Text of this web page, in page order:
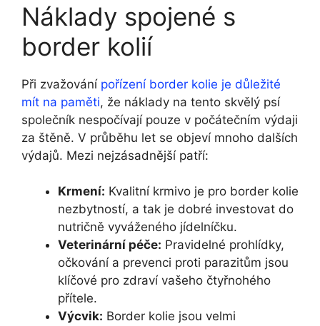
Náklady spojené s
border kolií
Při zvažování pořízení border kolie je důležité
mít na paměti, že náklady na tento skvělý psí
společník nespočívají pouze v počátečním výdaji
za štěně. V průběhu let se objeví mnoho dalších
výdajů. Mezi nejzásadnější patří:
Krmení: Kvalitní krmivo je pro border kolie
nezbytností, a tak je dobré investovat do
nutričně vyváženého jídelníčku.
Veterinární péče: Pravidelné prohlídky,
očkování a prevenci proti parazitům jsou
klíčové pro zdraví vašeho čtyřnohého
přítele.
Výcvik: Border kolie jsou velmi